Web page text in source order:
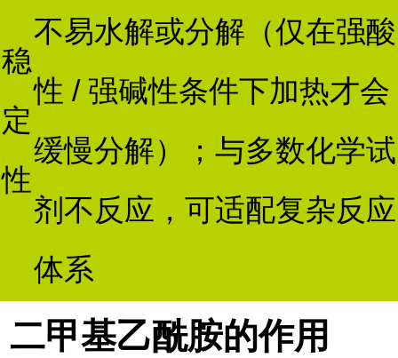
稳
定
性
不易水解或分解（仅在强酸
性 / 强碱性条件下加热才会
缓慢分解）；与多数化学试
剂不反应，可适配复杂反应
体系
二甲基乙酰胺的作用